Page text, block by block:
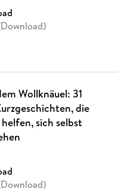
Wollknäuel: 31
die
sich selbst